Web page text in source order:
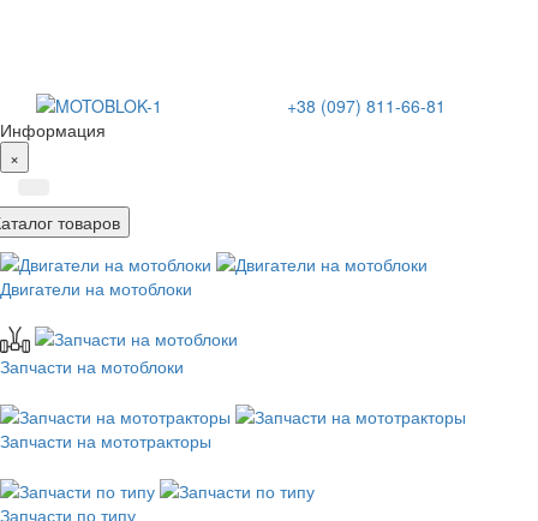
+38 (097) 811-66-81
Информация
×
товаров
Двигатели на мотоблоки
Запчасти на мотоблоки
Запчасти на мототракторы
Запчасти по типу